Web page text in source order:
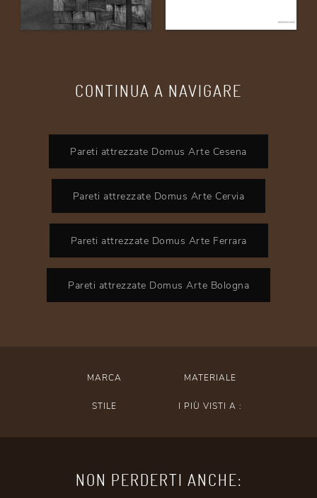
CONTINUA A NAVIGARE
Pareti attrezzate Domus Arte Cesena
Pareti attrezzate Domus Arte Cervia
Pareti attrezzate Domus Arte Ferrara
Pareti attrezzate Domus Arte Bologna
MARCA MATERIALE
STILE I PIÙ VISTI A :
NON PERDERTI ANCHE: